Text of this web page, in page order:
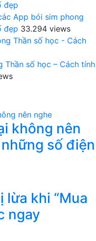
App bói sim phong
đẹp 33.294 views
số học – Cách tính
không nên
số điện
lừa khi “Mua
ngay